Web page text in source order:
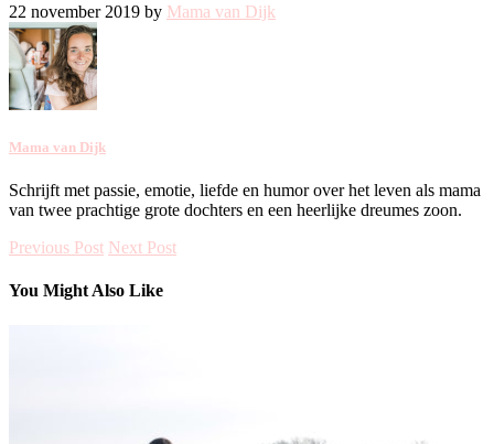
22 november 2019 by Mama van Dijk
Mama van Dijk
Schrijft met passie, emotie, liefde en humor over het leven als mama
van twee prachtige grote dochters en een heerlijke dreumes zoon.
Previous Post Next Post
You Might Also Like